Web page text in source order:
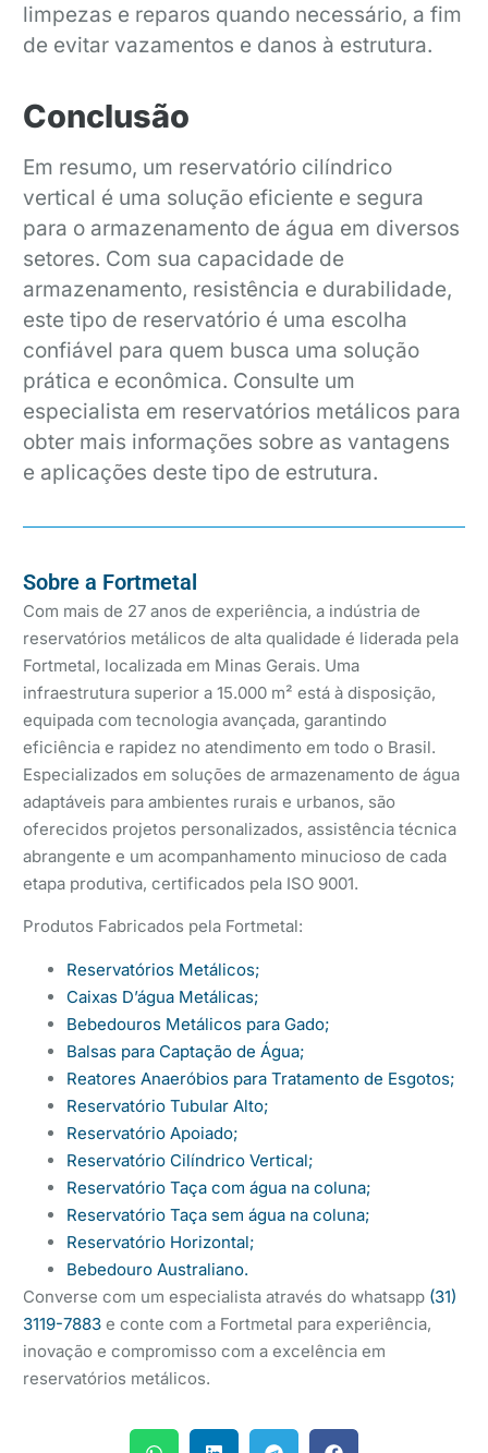
limpezas e reparos quando necessário, a fim
de evitar vazamentos e danos à estrutura.
Conclusão
Em resumo, um reservatório cilíndrico
vertical é uma solução eficiente e segura
para o armazenamento de água em diversos
setores. Com sua capacidade de
armazenamento, resistência e durabilidade,
este tipo de reservatório é uma escolha
confiável para quem busca uma solução
prática e econômica. Consulte um
especialista em reservatórios metálicos para
obter mais informações sobre as vantagens
e aplicações deste tipo de estrutura.
Sobre a Fortmetal
Com mais de 27 anos de experiência, a indústria de
reservatórios metálicos de alta qualidade é liderada pela
Fortmetal, localizada em Minas Gerais. Uma
infraestrutura superior a 15.000 m² está à disposição,
equipada com tecnologia avançada, garantindo
eficiência e rapidez no atendimento em todo o Brasil.
Especializados em soluções de armazenamento de água
adaptáveis para ambientes rurais e urbanos, são
oferecidos projetos personalizados, assistência técnica
abrangente e um acompanhamento minucioso de cada
etapa produtiva, certificados pela ISO 9001.
Produtos Fabricados pela Fortmetal:
Reservatórios Metálicos;
Caixas D’água Metálicas;
Bebedouros Metálicos para Gado;
Balsas para Captação de Água;
Reatores Anaeróbios para Tratamento de Esgotos;
Reservatório Tubular Alto;
Reservatório Apoiado;
Reservatório Cilíndrico Vertical;
Reservatório Taça com água na coluna;
Reservatório Taça sem água na coluna;
Reservatório Horizontal;
Bebedouro Australiano.
Converse com um especialista através do whatsapp (31)
3119-7883e conte com a Fortmetal para experiência,
inovação e compromisso com a excelência em
reservatórios metálicos.